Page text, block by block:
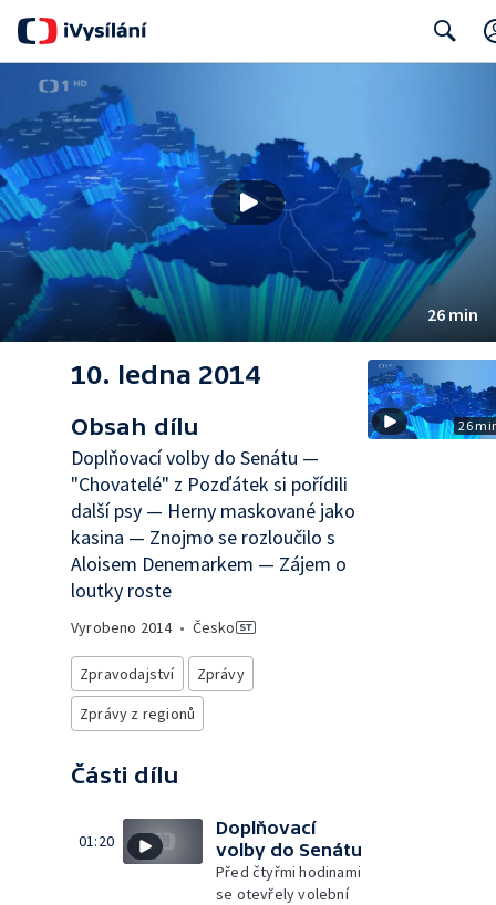
26 min
10. ledna 2014
Obsah dílu
Doplňovací volby do Senátu —
"Chovatelé" z Pozďátek si pořídili
další psy — Herny maskované jako
kasina — Znojmo se rozloučilo s
Aloisem Denemarkem — Zájem o
loutky roste
Vyrobeno 2014• Česko
Zpravodajství
Zprávy
Zprávy z regionů
Části dílu
01:20
Doplňovací
volby do Senátu
Před čtyřmi hodinami
se otevřely volební
26